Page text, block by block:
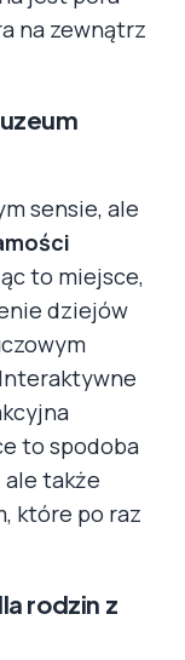
na zewnątrz
sensie, ale
to miejsce,
dziejów
to spodoba
także
które po raz
rodzin z